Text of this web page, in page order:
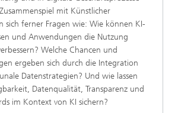
mit Künstlicher
sich ferner Fragen wie: Wie können KI-
und Anwendungen die Nutzung
Welche Chancen und
ergeben sich durch die Integration
Datenstrategien? Und wie lassen
Datenqualität, Transparenz und
im Kontext von KI sichern?